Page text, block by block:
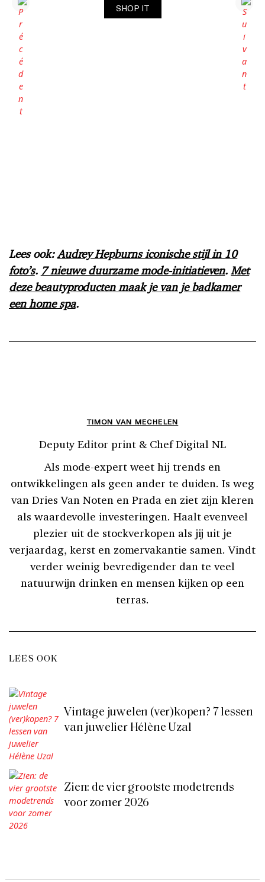
SHOP IT
Lees ook:Audrey Hepburns iconische stijl in 10
foto’s. 7 nieuwe duurzame mode-initiatieven.Met
deze beautyproducten maak je van je badkamer
een home spa.
TIMON VAN MECHELEN
Deputy Editor print & Chef Digital NL
Als mode-expert weet hij trends en
ontwikkelingen als geen ander te duiden. Is weg
van Dries Van Noten en Prada en ziet zijn kleren
als waardevolle investeringen. Haalt evenveel
plezier uit de stockverkopen als jij uit je
verjaardag, kerst en zomervakantie samen. Vindt
verder weinig bevredigender dan te veel
natuurwijn drinken en mensen kijken op een
terras.
LEES OOK
Vintage juwelen (ver)kopen? 7 lessen
van juwelier Hélène Uzal
Zien: de vier grootste modetrends
voor zomer 2026